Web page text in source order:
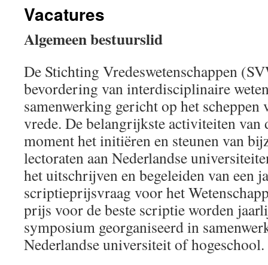
Vacatures
Algemeen bestuurslid
De Stichting Vredeswetenschappen
bevordering van interdisciplinaire
samenwerking gericht op het
vrede. De belangrijkste activiteiten
moment het initiëren en steunen van
lectoraten aan Nederlandse
het uitschrijven en begeleiden van een
scriptieprijsvraag voor het
prijs voor de beste scriptie worden
symposium georganiseerd in
Nederlandse universiteit of